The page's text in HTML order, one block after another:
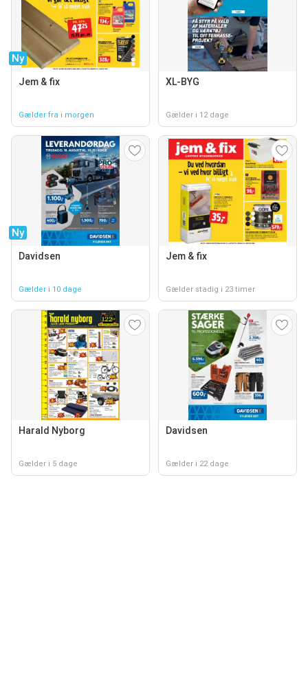
Ny
Jem & fix
Gælder fra i morgen
XL-BYG
Gælder i 12 dage
Ny
Davidsen
Gælder i 10 dage
Jem & fix
Gælder stadig i 23 timer
Harald Nyborg
Gælder i 5 dage
Davidsen
Gælder i 22 dage